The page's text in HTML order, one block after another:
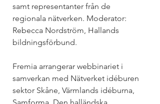
samt representanter från de
regionala nätverken. Moderator:
Rebecca Nordström, Hallands
bildningsförbund.
Fremia arrangerar webbinariet i
samverkan med Nätverket idéburen
sektor Skåne, Värmlands idéburna,